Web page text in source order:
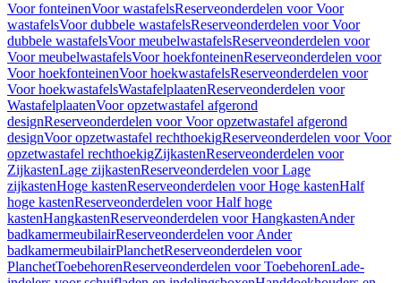
Voor fonteinenVoor wastafelsReserveonderdelen voor Voor
wastafelsVoor dubbele wastafelsReserveonderdelen voor Voor
dubbele wastafelsVoor meubelwastafelsReserveonderdelen voor
Voor meubelwastafelsVoor hoekfonteinenReserveonderdelen voor
Voor hoekfonteinenVoor hoekwastafelsReserveonderdelen voor
Voor hoekwastafelsWastafelplaatenReserveonderdelen voor
WastafelplaatenVoor opzetwastafel afgerond
designReserveonderdelen voor Voor opzetwastafel afgerond
designVoor opzetwastafel rechthoekigReserveonderdelen voor Voor
opzetwastafel rechthoekigZijkastenReserveonderdelen voor
ZijkastenLage zijkastenReserveonderdelen voor Lage
zijkastenHoge kastenReserveonderdelen voor Hoge kastenHalf
hoge kastenReserveonderdelen voor Half hoge
kastenHangkastenReserveonderdelen voor HangkastenAnder
badkamermeubilairReserveonderdelen voor Ander
badkamermeubilairPlanchetReserveonderdelen voor
PlanchetToebehorenReserveonderdelen voor ToebehorenLade-